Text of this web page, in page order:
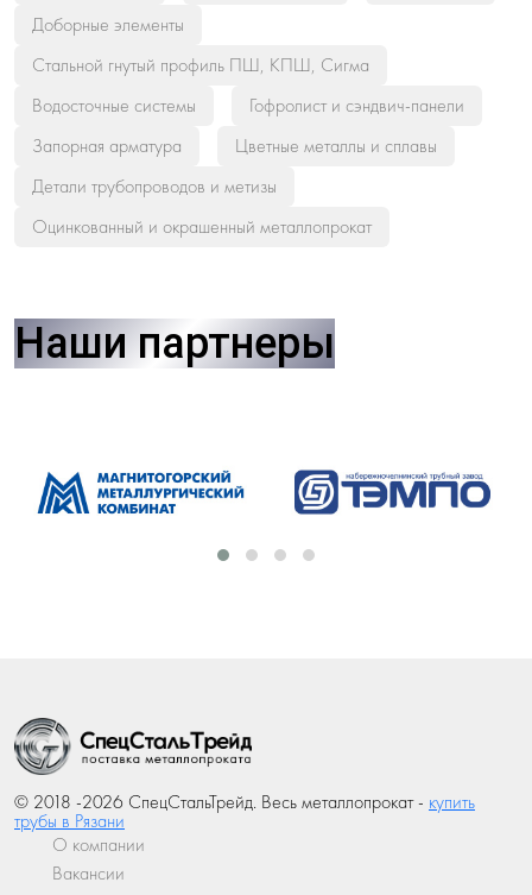
Доборные элементы
Стальной гнутый профиль ПШ, КПШ, Сигма
Водосточные системы
Гофролист и сэндвич-панели
Запорная арматура
Цветные металлы и сплавы
Детали трубопроводов и метизы
Оцинкованный и окрашенный металлопрокат
Наши партнеры
© 2018 -2026 СпецСтальТрейд. Весь металлопрокат - купить
трубы в Рязани
О компании
Вакансии